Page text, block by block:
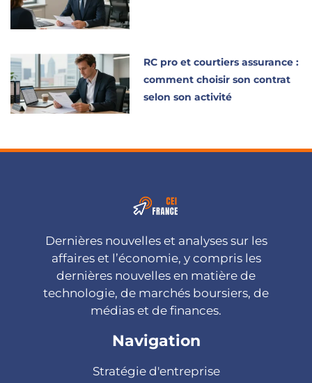
RC pro et courtiers assurance :
comment choisir son contrat
selon son activité
Dernières nouvelles et analyses sur les
affaires et l’économie, y compris les
dernières nouvelles en matière de
technologie, de marchés boursiers, de
médias et de finances.
Navigation
Stratégie d'entreprise